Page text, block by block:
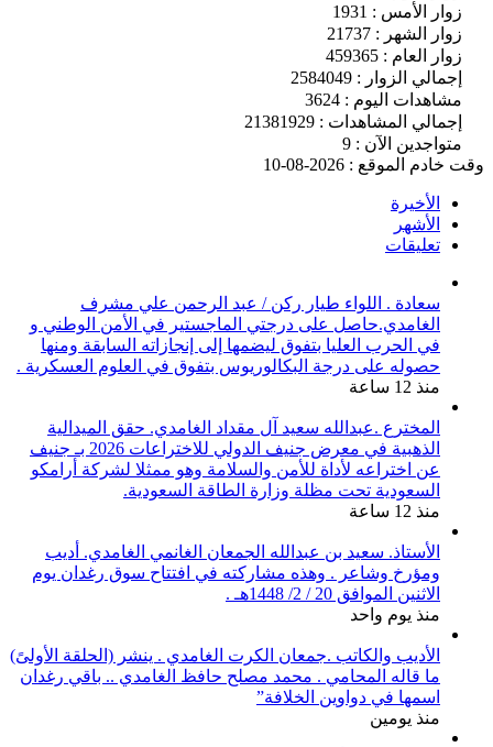
زوار الأمس : 1931
زوار الشهر : 21737
زوار العام : 459365
إجمالي الزوار : 2584049
مشاهدات اليوم : 3624
إجمالي المشاهدات : 21381929
متواجدين الآن : 9
وقت خادم الموقع : 2026-08-10
الأخيرة
الأشهر
تعليقات
سعادة . اللواء طيار ركن / عبد الرحمن علي مشرف
الغامدي.حاصل على درجتي الماجستير في الأمن الوطني و
في الحرب العليا بتفوق ليضمها إلى إنجازاته السابقة ومنها
حصوله على درجة البكالوريوس بتفوق في العلوم العسكرية .
منذ 12 ساعة
المخترع .عبدالله سعيد آل مقداد الغامدي. حقق الميدالية
الذهبية في معرض جنيف الدولي للاختراعات 2026 بـ جنيف
عن اختراعه لأداة للأمن والسلامة وهو ممثلا لشركة أرامكو
السعودية تحت مظلة وزارة الطاقة السعودية.
منذ 12 ساعة
الأستاذ. سعيد بن عبدالله الجمعان الغانمي الغامدي. أديب
ومؤرخ وشاعر . وهذه مشاركته في افتتاح سوق رغدان يوم
الاثنين الموافق 20 / 2/ 1448هـ .
منذ يوم واحد
الأديب والكاتب .جمعان الكرت الغامدي . ينشر (الحلقة الأولىً)
ما قاله المحامي . محمد مصلح حافظ الغامدي .. باقي رغدان
اسمها في دواوين الخلافة”
منذ يومين